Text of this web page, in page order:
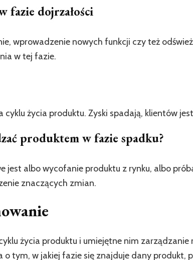
fazie dojrzałości
wprowadzenie nowych funkcji czy też
w tej fazie.
życia produktu. Zyski spadają, klientów
produktem w fazie spadku?
jest albo wycofanie produktu z rynku, albo
znaczących zmian.
życia produktu i umiejętne nim zarządzanie
o tym, w jakiej fazie się znajduje dany produkt,